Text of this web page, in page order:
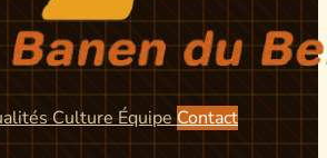
Culture Équipe Contact